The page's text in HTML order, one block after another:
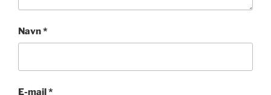
Navn*
E-mail*